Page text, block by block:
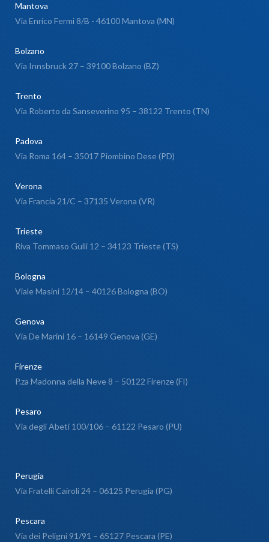
Mantova
Via Enrico Fermi 8/B - 46100 Mantova (MN)
Bolzano
Via Innsbruck 27 – 39100 Bolzano (BZ)
Trento
Via Roberto da Sanseverino 95 – 38122 Trento (TN)
Padova
Via Roma 164 – 35017 Piombino Dese (PD)
Verona
Via Francia 21/C – 37135 Verona (VR)
Trieste
Riva Tommaso Gulli 12 – 34123 Trieste (TS)
Bologna
Viale Masini 12/14 – 40126 Bologna (BO)
Genova
Via De Marini 16 – 16149 Genova (GE)
Firenze
P.za Madonna della Neve 8 – 50122 Firenze (FI)
Pesaro
Via degli Abeti 100/106 – 61122 Pesaro (PU)
Perugia
Via Fratelli Cairoli 24 – 06125 Perugia (PG)
Pescara
Via dei Peligni 91/91 – 65127 Pescara (PE)